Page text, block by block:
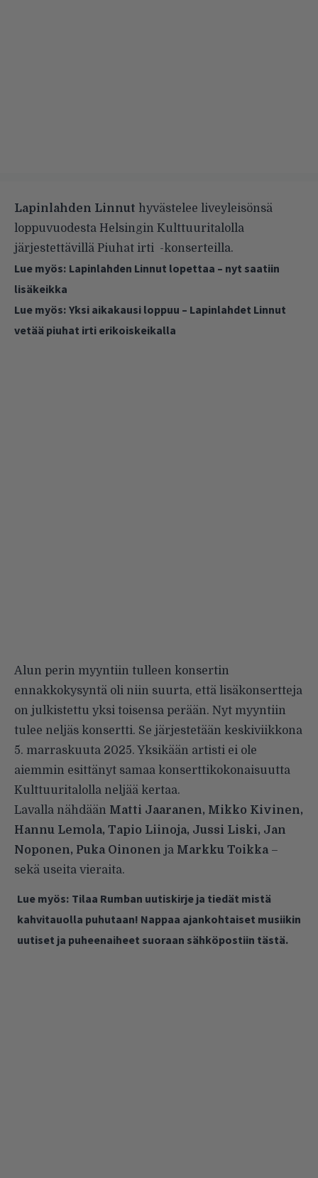
Lapinlahden Linnut hyvästelee liveyleisönsä
loppuvuodesta Helsingin Kulttuuritalolla
järjestettävillä Piuhat irti -konserteilla.
Lue myös: Lapinlahden Linnut lopettaa – nyt saatiin
lisäkeikka
Lue myös: Yksi aikakausi loppuu – Lapinlahdet Linnut
vetää piuhat irti erikoiskeikalla
Alun perin myyntiin tulleen konsertin
ennakkokysyntä oli niin suurta, että lisäkonsertteja
on julkistettu yksi toisensa perään. Nyt myyntiin
tulee neljäs konsertti. Se järjestetään keskiviikkona
5. marraskuuta 2025. Yksikään artisti ei ole
aiemmin esittänyt samaa konserttikokonaisuutta
Kulttuuritalolla neljää kertaa.
Lavalla nähdään Matti Jaaranen, Mikko Kivinen,
Hannu Lemola, Tapio Liinoja, Jussi Liski, Jan
Noponen, Puka Oinonen ja Markku Toikka–
sekä useita vieraita.
Lue myös: Tilaa Rumban uutiskirje ja tiedät mistä
kahvitauolla puhutaan! Nappaa ajankohtaiset musiikin
uutiset ja puheenaiheet suoraan sähköpostiin tästä.